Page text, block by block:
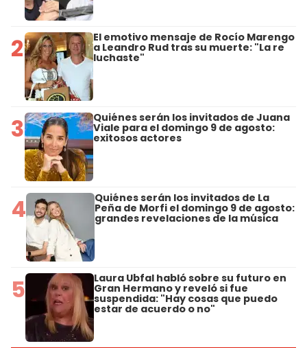
2 El emotivo mensaje de Rocío Marengo
a Leandro Rud tras su muerte: "La re
luchaste"
3 Quiénes serán los invitados de Juana
Viale para el domingo 9 de agosto:
exitosos actores
4 Quiénes serán los invitados de La
Peña de Morfi el domingo 9 de agosto:
grandes revelaciones de la música
5 Laura Ubfal habló sobre su futuro en
Gran Hermano y reveló si fue
suspendida: "Hay cosas que puedo
estar de acuerdo o no"